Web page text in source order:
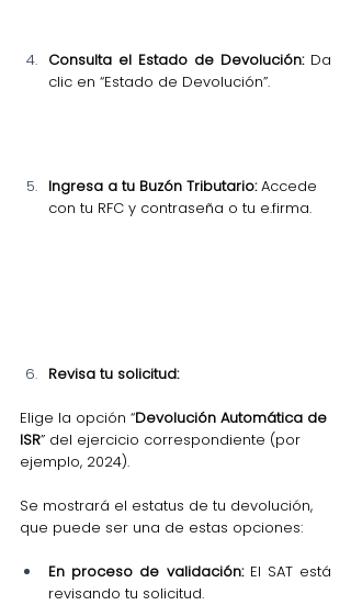
Consulta el Estado de Devolución: Da
clic en “Estado de Devolución”.
Ingresa a tu Buzón Tributario: Accede
con tu RFC y contraseña o tu e.firma.
Revisa tu solicitud:
Elige la opción “Devolución Automática de
ISR” del ejercicio correspondiente (por
ejemplo, 2024).
Se mostrará el estatus de tu devolución,
que puede ser una de estas opciones:
En proceso de validación: El SAT está
revisando tu solicitud.